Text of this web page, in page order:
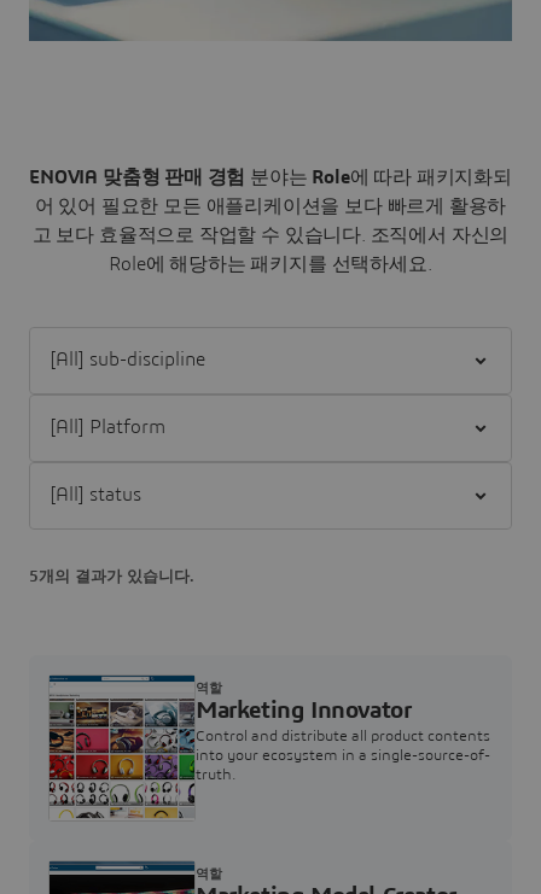
ENOVIA 맞춤형 판매 경험 분야는 Role에 따라 패키지화되
어 있어 필요한 모든 애플리케이션을 보다 빠르게 활용하
고 보다 효율적으로 작업할 수 있습니다. 조직에서 자신의
Role에 해당하는 패키지를 선택하세요.
5개의 결과가 있습니다.
Marketing Innovator
Control and distribute all product contents
into your ecosystem in a single-source-of-
truth.
역할
역할